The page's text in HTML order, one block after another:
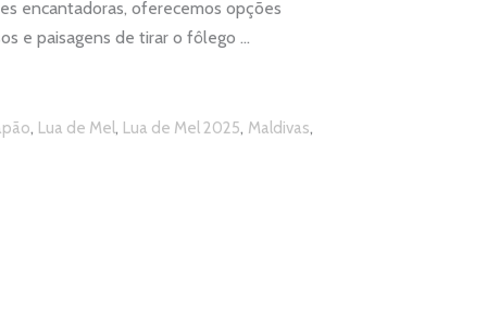
encantadoras, oferecemos opções
e paisagens de tirar o fôlego
, Lua de Mel , Lua de Mel 2025, Maldivas,